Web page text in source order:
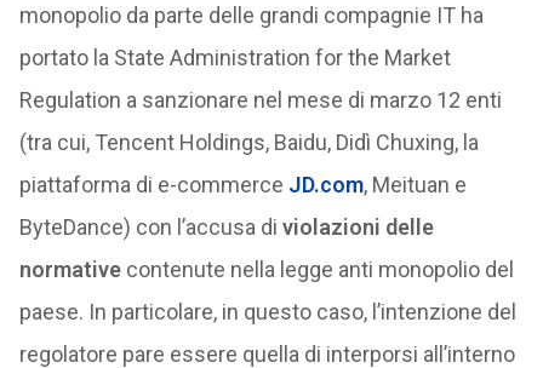
monopolio da parte delle grandi compagnie IT ha
portato la State Administration for the Market
Regulation a sanzionare nel mese di marzo 12 enti
(tra cui, Tencent Holdings, Baidu, Didì Chuxing, la
piattaforma di e-commerce JD.com, Meituan e
ByteDance) con l’accusa di violazioni delle
normativecontenute nella legge anti monopolio del
paese. In particolare, in questo caso, l’intenzione del
regolatore pare essere quella di interporsi all’interno